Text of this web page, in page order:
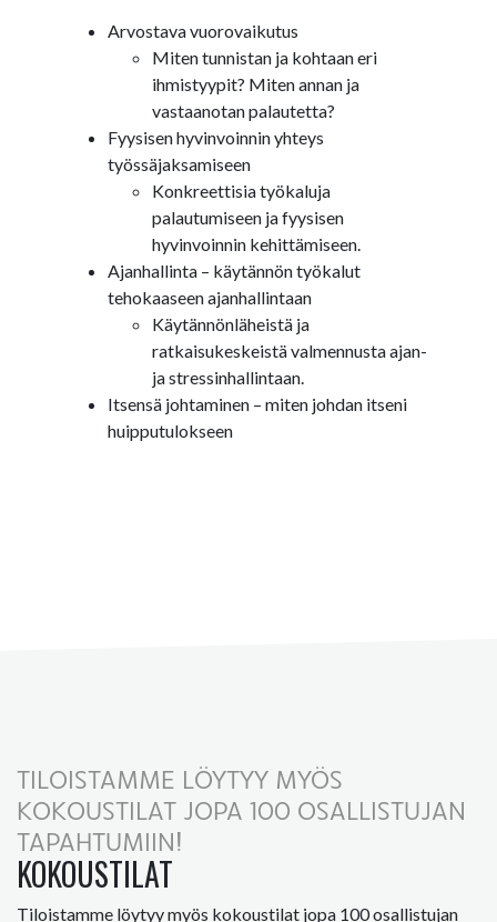
Arvostava vuorovaikutus
Miten tunnistan ja kohtaan eri
ihmistyypit? Miten annan ja
vastaanotan palautetta?
Fyysisen hyvinvoinnin yhteys
työssäjaksamiseen
Konkreettisia työkaluja
palautumiseen ja fyysisen
hyvinvoinnin kehittämiseen.
Ajanhallinta – käytännön työkalut
tehokaaseen ajanhallintaan
Käytännönläheistä ja
ratkaisukeskeistä valmennusta ajan-
ja stressinhallintaan.
Itsensä johtaminen – miten johdan itseni
huipputulokseen
TILOISTAMME LÖYTYY MYÖS
KOKOUSTILAT JOPA 100 OSALLISTUJAN
TAPAHTUMIIN!
KOKOUSTILAT
Tiloistamme löytyy myös kokoustilat jopa 100 osallistujan